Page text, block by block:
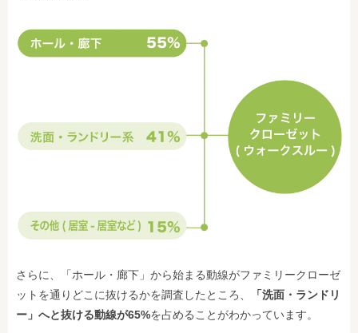
さらに、「ホール・廊下」から始まる動線がファミリークローゼ
ットを通りどこに抜けるかを調査したところ、
「洗面・ランドリ
ー」へと抜ける動線が65%を占めることがわかっています。